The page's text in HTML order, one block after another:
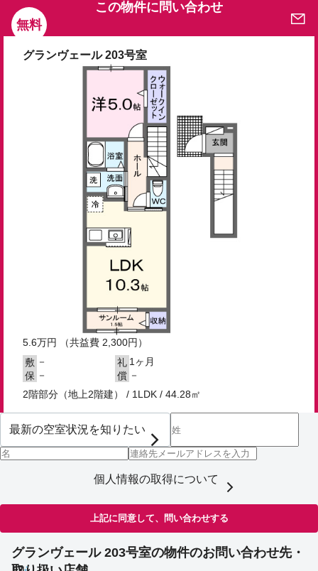
無料
この物件に問い合わせ
グランヴェール 203号室
5.6万円
（共益費 2,300円）
敷 － 礼 1ヶ月
保 － 償 －
2階部分（地上2階建） / 1LDK / 44.28㎡
個人情報の取得について
上記に同意して、問い合わせする
グランヴェール 203号室の物件のお問い合わせ先・